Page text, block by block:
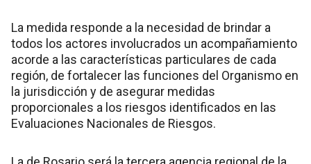
La medida responde a la necesidad de brindar a
todos los actores involucrados un acompañamiento
acorde a las características particulares de cada
región, de fortalecer las funciones del Organismo en
la jurisdicción y de asegurar medidas
proporcionales a los riesgos identificados en las
Evaluaciones Nacionales de Riesgos.